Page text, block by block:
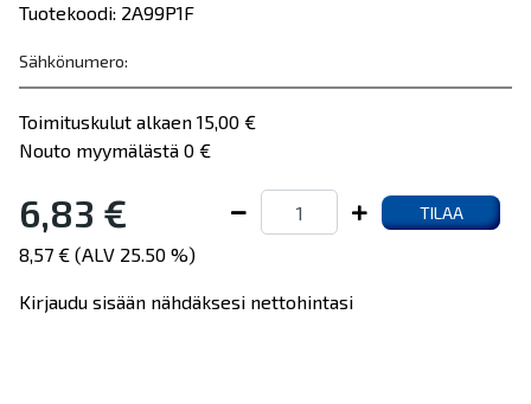
Tuotekoodi: 2A99P1F
Sähkönumero:
Toimituskulut alkaen 15,00 €
Nouto myymälästä 0 €
6,83 € TILAA
8,57 € (ALV 25.50 %)
Kirjaudu sisään nähdäksesi nettohintasi